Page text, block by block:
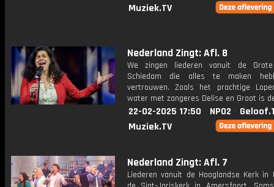
Muziek.TV
Nederland Zingt: Afl. 8
We zingen liederen vanuit de
Schiedam die alles te maken
vertrouwen. Zoals het prachtige
water met zangeres Delise en Groot is
22-02-2025 17:50 NPO2
Muziek.TV
Nederland Zingt: Afl. 7
Liederen vanuit de Hooglandse Kerk in